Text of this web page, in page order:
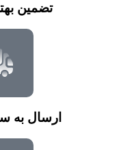
تضمین
ارسال به